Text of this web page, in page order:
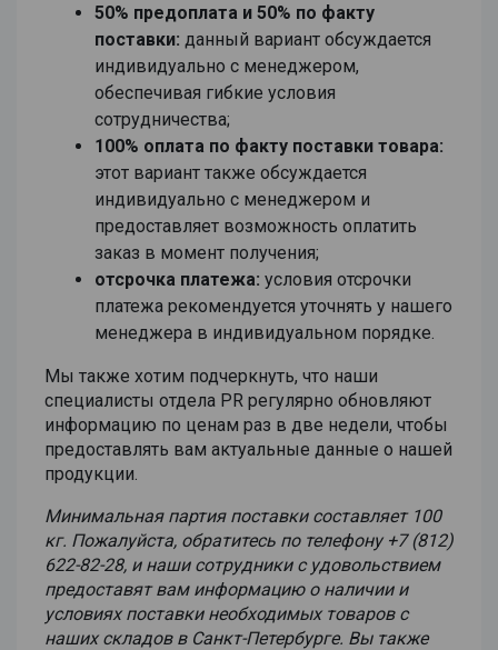
50% предоплата и 50% по факту
поставки: данный вариант обсуждается
индивидуально с менеджером,
обеспечивая гибкие условия
сотрудничества;
100% оплата по факту поставки товара:
этот вариант также обсуждается
индивидуально с менеджером и
предоставляет возможность оплатить
заказ в момент получения;
отсрочка платежа: условия отсрочки
платежа рекомендуется уточнять у нашего
менеджера в индивидуальном порядке.
Мы также хотим подчеркнуть, что наши
специалисты отдела PR регулярно обновляют
информацию по ценам раз в две недели, чтобы
предоставлять вам актуальные данные о нашей
продукции.
Минимальная партия поставки составляет 100
кг. Пожалуйста, обратитесь по телефону +7 (812)
622-82-28, и наши сотрудники с удовольствием
предоставят вам информацию о наличии и
условиях поставки необходимых товаров с
наших складов в Санкт-Петербурге. Вы также